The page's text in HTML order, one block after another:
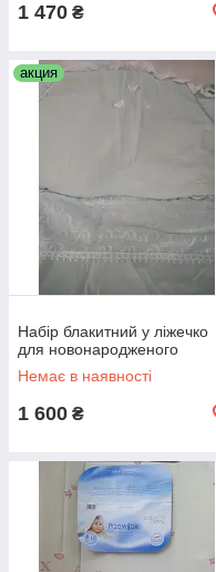
1 470 ₴
акция
Набір блакитний у ліжечко
для новонародженого
Немає в наявності
1 600 ₴